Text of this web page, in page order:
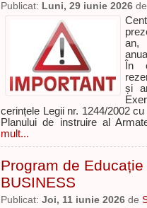
Publicat: Luni, 29 iunie 2026
an,
În
și
cerințele Legii nr. 1244/2002
Planului de instruire al
mult...
Program de
BUSINESS
Publicat: Joi, 11 iunie 2026 de